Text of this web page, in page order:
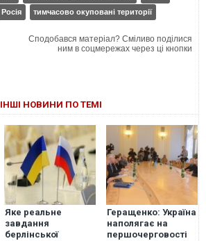
Росія тимчасово окуповані території
Сподобався матеріал? Сміливо поділися
ним в соцмережах через ці кнопки
ІНШІ НОВИНИ ПО ТЕМІ
Яке реальне
завдання
берлінської
Геращенко: Україна
наполягає на
першочерговості